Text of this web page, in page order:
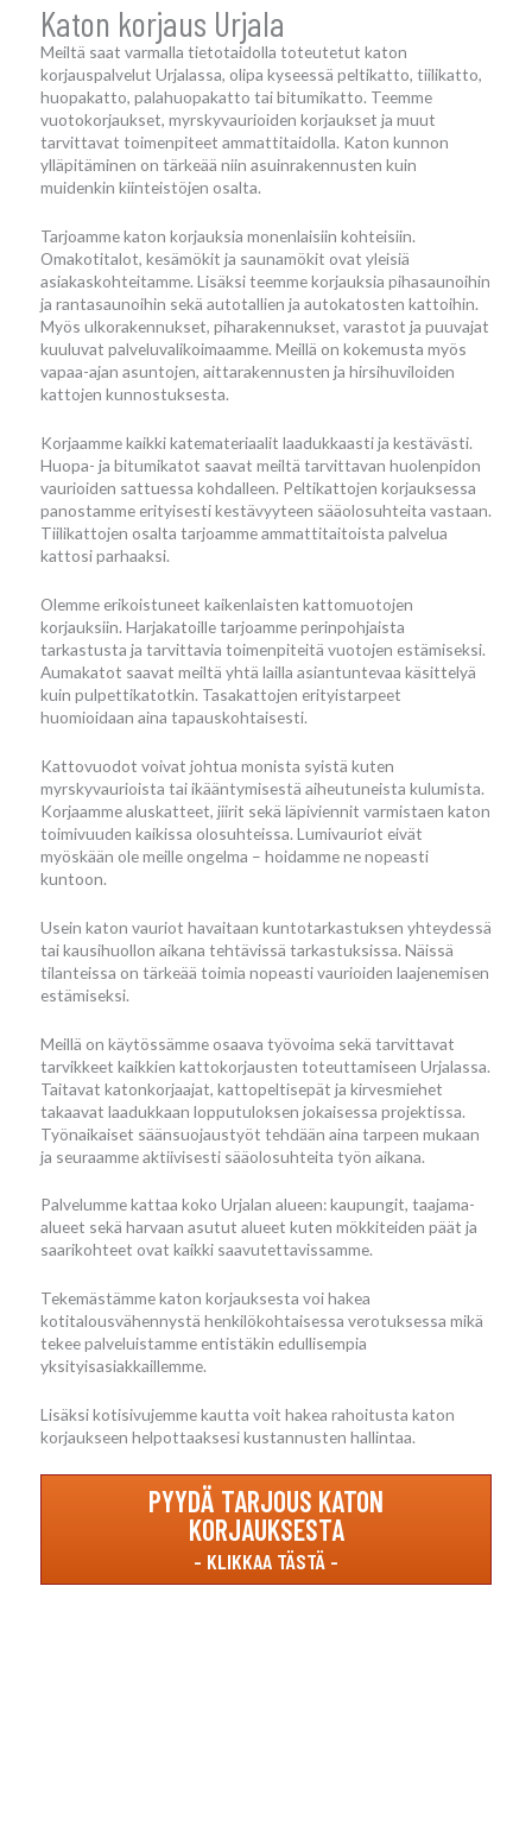
Katon korjaus Urjala
Meiltä saat varmalla tietotaidolla toteutetut katon
korjauspalvelut Urjalassa, olipa kyseessä peltikatto, tiilikatto,
huopakatto, palahuopakatto tai bitumikatto. Teemme
vuotokorjaukset, myrskyvaurioiden korjaukset ja muut
tarvittavat toimenpiteet ammattitaidolla. Katon kunnon
ylläpitäminen on tärkeää niin asuinrakennusten kuin
muidenkin kiinteistöjen osalta.
Tarjoamme katon korjauksia monenlaisiin kohteisiin.
Omakotitalot, kesämökit ja saunamökit ovat yleisiä
asiakaskohteitamme. Lisäksi teemme korjauksia pihasaunoihin
ja rantasaunoihin sekä autotallien ja autokatosten kattoihin.
Myös ulkorakennukset, piharakennukset, varastot ja puuvajat
kuuluvat palveluvalikoimaamme. Meillä on kokemusta myös
vapaa-ajan asuntojen, aittarakennusten ja hirsihuviloiden
kattojen kunnostuksesta.
Korjaamme kaikki katemateriaalit laadukkaasti ja kestävästi.
Huopa- ja bitumikatot saavat meiltä tarvittavan huolenpidon
vaurioiden sattuessa kohdalleen. Peltikattojen korjauksessa
panostamme erityisesti kestävyyteen sääolosuhteita vastaan.
Tiilikattojen osalta tarjoamme ammattitaitoista palvelua
kattosi parhaaksi.
Olemme erikoistuneet kaikenlaisten kattomuotojen
korjauksiin. Harjakatoille tarjoamme perinpohjaista
tarkastusta ja tarvittavia toimenpiteitä vuotojen estämiseksi.
Aumakatot saavat meiltä yhtä lailla asiantuntevaa käsittelyä
kuin pulpettikatotkin. Tasakattojen erityistarpeet
huomioidaan aina tapauskohtaisesti.
Kattovuodot voivat johtua monista syistä kuten
myrskyvaurioista tai ikääntymisestä aiheutuneista kulumista.
Korjaamme aluskatteet, jiirit sekä läpiviennit varmistaen katon
toimivuuden kaikissa olosuhteissa. Lumivauriot eivät
myöskään ole meille ongelma – hoidamme ne nopeasti
kuntoon.
Usein katon vauriot havaitaan kuntotarkastuksen yhteydessä
tai kausihuollon aikana tehtävissä tarkastuksissa. Näissä
tilanteissa on tärkeää toimia nopeasti vaurioiden laajenemisen
estämiseksi.
Meillä on käytössämme osaava työvoima sekä tarvittavat
tarvikkeet kaikkien kattokorjausten toteuttamiseen Urjalassa.
Taitavat katonkorjaajat, kattopeltisepät ja kirvesmiehet
takaavat laadukkaan lopputuloksen jokaisessa projektissa.
Työnaikaiset säänsuojaustyöt tehdään aina tarpeen mukaan
ja seuraamme aktiivisesti sääolosuhteita työn aikana.
Palvelumme kattaa koko Urjalan alueen: kaupungit, taajama-
alueet sekä harvaan asutut alueet kuten mökkiteiden päät ja
saarikohteet ovat kaikki saavutettavissamme.
Tekemästämme katon korjauksesta voi hakea
kotitalousvähennystä henkilökohtaisessa verotuksessa mikä
tekee palveluistamme entistäkin edullisempia
yksityisasiakkaillemme.
Lisäksi kotisivujemme kautta voit hakea rahoitusta katon
korjaukseen helpottaaksesi kustannusten hallintaa.
PYYDÄ TARJOUS KATON
KORJAUKSESTA